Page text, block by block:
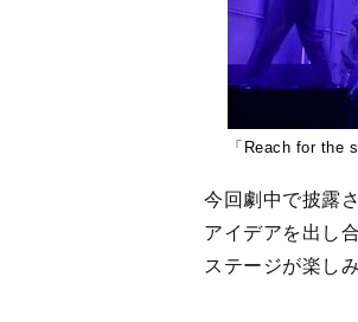
「Reach for the
今回劇中で披露
アイデアを出し
ステージが楽しみ